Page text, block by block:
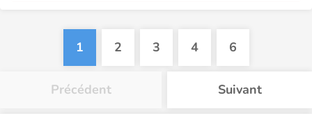
1 2 3 4 6
Précédent Suivant